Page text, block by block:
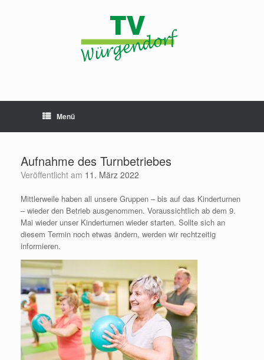
Menü
Aufnahme des Turnbetriebes
Veröffentlicht am 11. März 2022
Mittlerweile haben all unsere Gruppen – bis auf das Kinderturnen
– wieder den Betrieb ausgenommen. Voraussichtlich ab dem 9.
Mai wieder unser Kinderturnen wieder starten. Sollte sich an
diesem Termin noch etwas ändern, werden wir rechtzeitig
informieren.